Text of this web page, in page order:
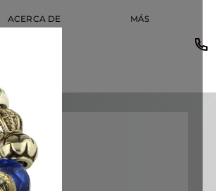
ACERCA DE MÁS